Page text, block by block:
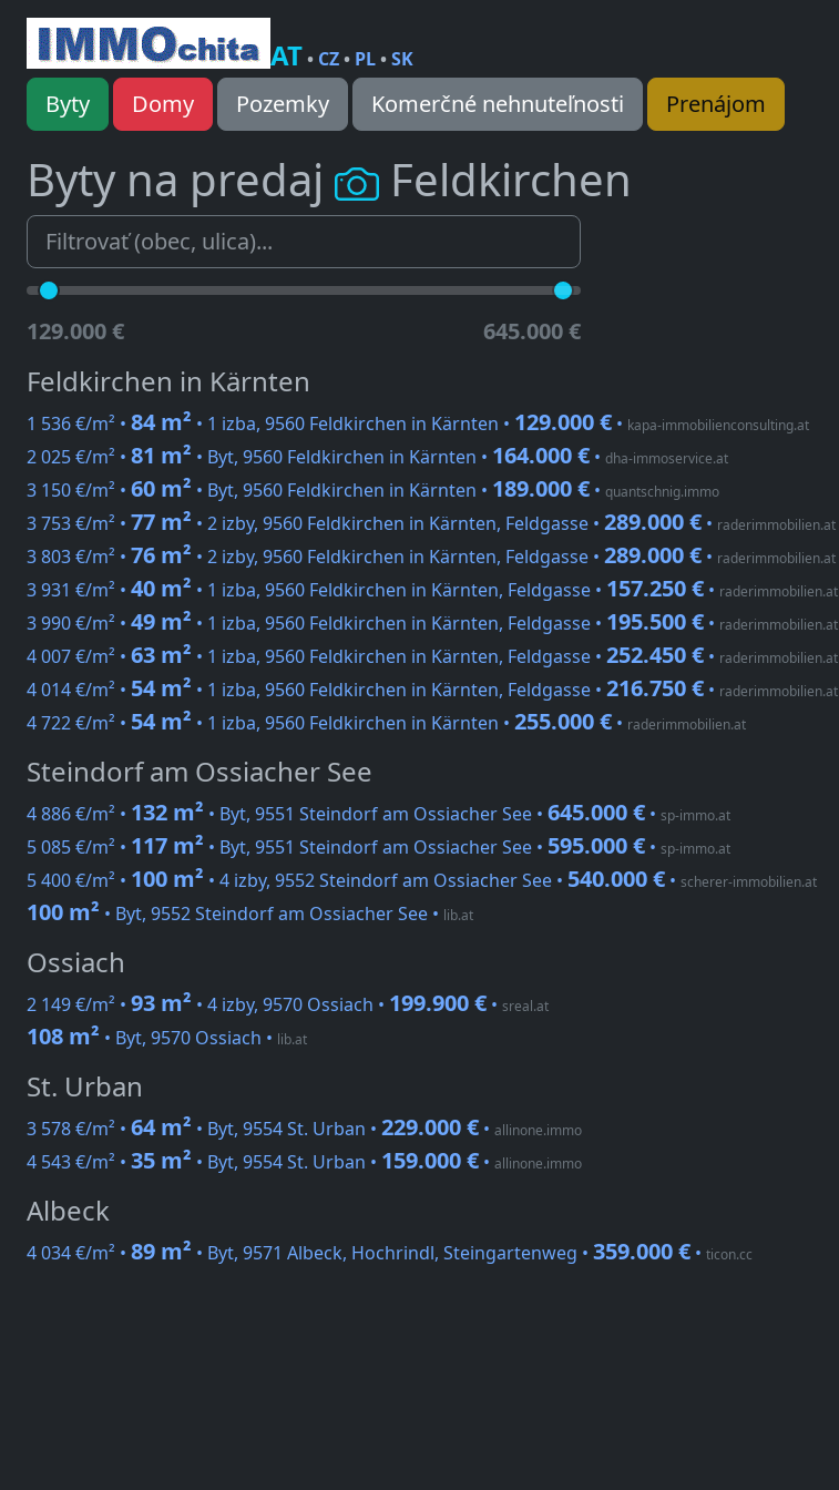
AT• CZ• PL•SK
Byty Domy Pozemky Komerčné nehnuteľnosti Prenájom
Byty na predaj Feldkirchen
129.000 € 645.000 €
Feldkirchen in Kärnten
1 536 €/m² • 84 m² • 1 izba, 9560 Feldkirchen in Kärnten • 129.000 € • kapa-immobilienconsulting.at
2 025 €/m² • 81 m² • Byt, 9560 Feldkirchen in Kärnten • 164.000 € • dha-immoservice.at
3 150 €/m² • 60 m² • Byt, 9560 Feldkirchen in Kärnten • 189.000 € • quantschnig.immo
3 753 €/m² • 77 m² • 2 izby, 9560 Feldkirchen in Kärnten, Feldgasse • 289.000 € • raderimmobilien.at
3 803 €/m² • 76 m² • 2 izby, 9560 Feldkirchen in Kärnten, Feldgasse • 289.000 € • raderimmobilien.at
3 931 €/m² • 40 m² • 1 izba, 9560 Feldkirchen in Kärnten, Feldgasse • 157.250 € • raderimmobilien.at
3 990 €/m² • 49 m² • 1 izba, 9560 Feldkirchen in Kärnten, Feldgasse • 195.500 € • raderimmobilien.at
4 007 €/m² • 63 m² • 1 izba, 9560 Feldkirchen in Kärnten, Feldgasse • 252.450 € • raderimmobilien.at
4 014 €/m² • 54 m² • 1 izba, 9560 Feldkirchen in Kärnten, Feldgasse • 216.750 € • raderimmobilien.at
4 722 €/m² • 54 m² • 1 izba, 9560 Feldkirchen in Kärnten • 255.000 € • raderimmobilien.at
Steindorf am Ossiacher See
4 886 €/m² • 132 m² • Byt, 9551 Steindorf am Ossiacher See • 645.000 € • sp-immo.at
5 085 €/m² • 117 m² • Byt, 9551 Steindorf am Ossiacher See • 595.000 € • sp-immo.at
5 400 €/m² • 100 m² • 4 izby, 9552 Steindorf am Ossiacher See • 540.000 € • scherer-immobilien.at
100 m² • Byt, 9552 Steindorf am Ossiacher See • lib.at
Ossiach
2 149 €/m² • 93 m² • 4 izby, 9570 Ossiach • 199.900 € • sreal.at
108 m² • Byt, 9570 Ossiach • lib.at
St. Urban
3 578 €/m² • 64 m² • Byt, 9554 St. Urban • 229.000 € • allinone.immo
4 543 €/m² • 35 m² • Byt, 9554 St. Urban • 159.000 € • allinone.immo
Albeck
4 034 €/m² • 89 m² • Byt, 9571 Albeck, Hochrindl, Steingartenweg • 359.000 € • ticon.cc